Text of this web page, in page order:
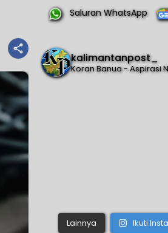
Saluran WhatsApp
kalimantanpost_
Koran Banua - Aspirasi
Lainnya Ikuti